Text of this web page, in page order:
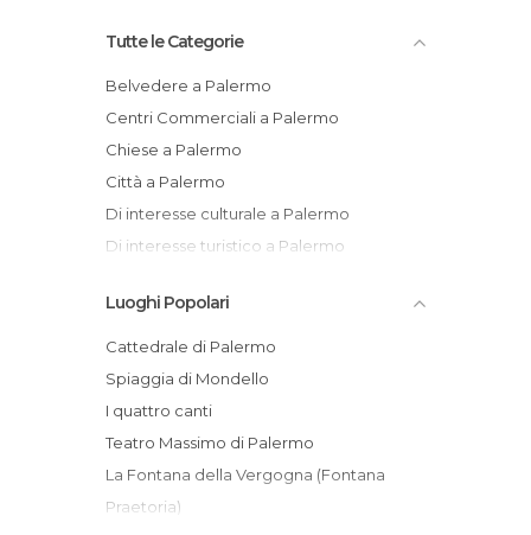
Tutte le Categorie
Belvedere a Palermo
Centri Commerciali a Palermo
Chiese a Palermo
Città a Palermo
Di interesse culturale a Palermo
Di interesse turistico a Palermo
Feste a Palermo
Giardini a Palermo
Mercati a Palermo
Mercatini a Palermo
Monumenti Storici a Palermo
Mostre a Palermo
Musei a Palermo
Luoghi Popolari
Cattedrale di Palermo
Spiaggia di Mondello
I quattro canti
Teatro Massimo di Palermo
La Fontana della Vergogna (Fontana
Praetoria)